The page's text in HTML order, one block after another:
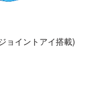
ョイントアイ搭載)